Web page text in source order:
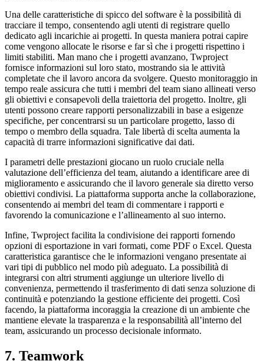
Una delle caratteristiche di spicco del software è la possibilità di
tracciare il tempo, consentendo agli utenti di registrare quello
dedicato agli incarichie ai progetti. In questa maniera potrai capire
come vengono allocate le risorse e far sì che i progetti rispettino i
limiti stabiliti. Man mano che i progetti avanzano, Twproject
fornisce informazioni sul loro stato, mostrando sia le attività
completate che il lavoro ancora da svolgere. Questo monitoraggio in
tempo reale assicura che tutti i membri del team siano allineati verso
gli obiettivi e consapevoli della traiettoria del progetto. Inoltre, gli
utenti possono creare rapporti personalizzabili in base a esigenze
specifiche, per concentrarsi su un particolare progetto, lasso di
tempo o membro della squadra. Tale libertà di scelta aumenta la
capacità di trarre informazioni significative dai dati.
I parametri delle prestazioni giocano un ruolo cruciale nella
valutazione dell’efficienza del team, aiutando a identificare aree di
miglioramento e assicurando che il lavoro generale sia diretto verso
obiettivi condivisi. La piattaforma supporta anche la collaborazione,
consentendo ai membri del team di commentare i rapporti e
favorendo la comunicazione e l’allineamento al suo interno.
Infine, Twproject facilita la condivisione dei rapporti fornendo
opzioni di esportazione in vari formati, come PDF o Excel. Questa
caratteristica garantisce che le informazioni vengano presentate ai
vari tipi di pubblico nel modo più adeguato. La possibilità di
integrarsi con altri strumenti aggiunge un ulteriore livello di
convenienza, permettendo il trasferimento di dati senza soluzione di
continuità e potenziando la gestione efficiente dei progetti. Così
facendo, la piattaforma incoraggia la creazione di un ambiente che
mantiene elevate la trasparenza e la responsabilità all’interno del
team, assicurando un processo decisionale informato.
7. Teamwork